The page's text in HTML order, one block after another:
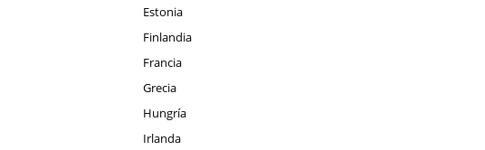
Estonia
Finlandia
Francia
Grecia
Hungría
Irlanda